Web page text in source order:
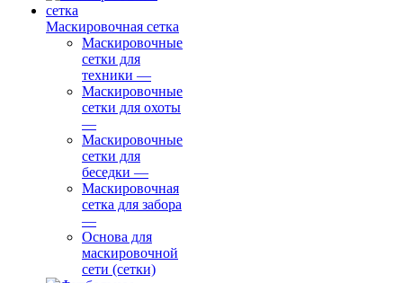
Маскировочная сетка
Маскировочные
сетки для
техники —
Маскировочные
сетки для охоты
—
Маскировочные
сетки для
беседки —
Маскировочная
сетка для забора
—
Основа для
маскировочной
сети (сетки)